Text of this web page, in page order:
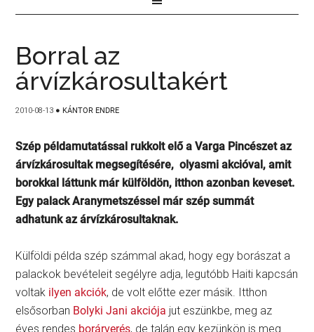
Borral az
árvízkárosultakért
2010-08-13 ● KÁNTOR ENDRE
Szép példamutatással rukkolt elő a Varga Pincészet az
árvízkárosultak megsegítésére, olyasmi akcióval, amit
borokkal láttunk már külföldön, itthon azonban keveset.
Egy palack Aranymetszéssel már szép summát
adhatunk az árvízkárosultaknak.
Külföldi példa szép számmal akad, hogy egy borászat a
palackok bevételeit segélyre adja, legutóbb Haiti kapcsán
voltak ilyen akciók, de volt előtte ezer másik. Itthon
elsősorban Bolyki Jani akciója jut eszünkbe, meg az
éves rendes borárverés, de talán egy kezünkön is meg